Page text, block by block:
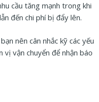
cầu tăng mạnh trong khi
đến chi phí bị đẩy lên.
nên cân nhắc kỹ các yếu
vận chuyển để nhận báo